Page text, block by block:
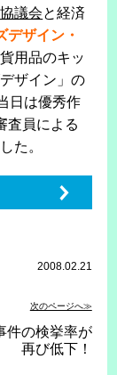
議会と経済
デザイン・
用品のキッ
ザイン」の
日は優秀作
査員による
た。
2008.02.21
次のページへ≫
件の検挙率が
再び低下！